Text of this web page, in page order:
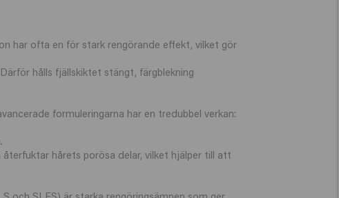
har ofta en för stark rengörande effekt, vilket gör
hålls fjällskiktet stängt, färgblekning
formuleringarna har en tredubbel verkan:
hårets porösa delar, vilket hjälper till att